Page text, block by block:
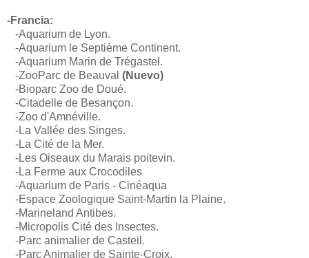
-Francia:
-Aquarium de Lyon.
-Aquarium le Septième Continent.
-Aquarium Marin de Trégastel.
-ZooParc de Beauval (Nuevo)
-Bioparc Zoo de Doué.
-Citadelle de Besançon.
-Zoo d'Amnéville.
-La Vallée des Singes.
-La Cité de la Mer.
-Les Oiseaux du Marais poitevin.
-La Ferme aux Crocodiles
-Aquarium de Paris - Cinéaqua
-Espace Zoologique Saint-Martin la Plaine.
-Marineland Antibes.
-Micropolis Cité des Insectes.
-Parc animalier de Casteil.
-Parc Animalier de Sainte-Croix.